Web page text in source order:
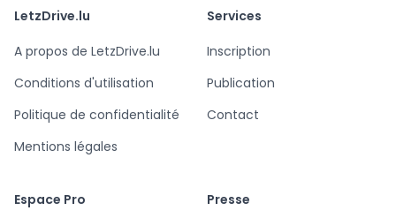
LetzDrive.lu
A propos de LetzDrive.lu
Conditions d'utilisation
Politique de confidentialité
Mentions légales
Services
Inscription
Publication
Contact
Espace Pro
Presse